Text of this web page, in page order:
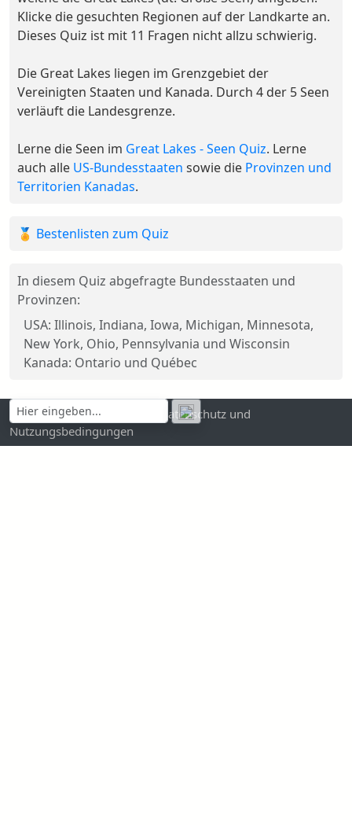
Klicke die gesuchten Regionen auf der Landkarte an.
Dieses Quiz ist mit 11 Fragen nicht allzu schwierig.
Die Great Lakes liegen im Grenzgebiet der
Vereinigten Staaten und Kanada. Durch 4 der 5 Seen
verläuft die Landesgrenze.
Lerne die Seen im Great Lakes - Seen Quiz. Lerne
auch alle US-Bundesstaaten sowie die Provinzen und
Territorien Kanadas.
🏅 Bestenlisten zum Quiz
In diesem Quiz abgefragte Bundesstaaten und
Provinzen:
USA: Illinois, Indiana, Iowa, Michigan, Minnesota,
New York, Ohio, Pennsylvania und Wisconsin
Kanada: Ontario und Québec
Kontakt und Impressum
Datenschutz und
Nutzungsbedingungen